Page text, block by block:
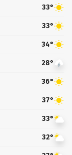
33°
33°
34°
28°
36°
37°
33°
32°